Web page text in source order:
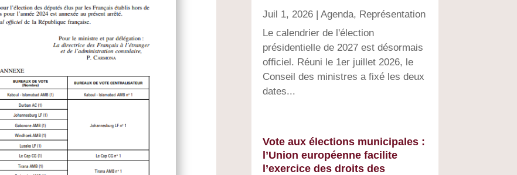
Juil 1, 2026| Agenda, Représentation
Le calendrier de l'élection
présidentielle de 2027 est désormais
officiel. Réuni le 1er juillet 2026, le
Conseil des ministres a fixé les deux
dates...
Vote aux élections municipales :
l’Union européenne facilite
l’exercice des droits des